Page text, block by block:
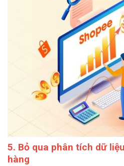
5. Bỏ qua phân tích dữ
hàng